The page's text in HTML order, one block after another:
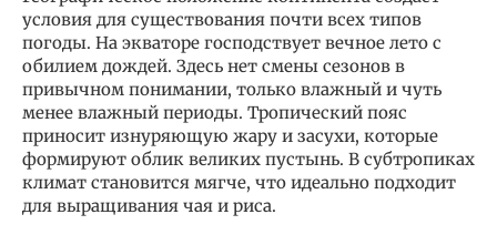
условия для существования почти всех типов
погоды. На экваторе господствует вечное лето с
обилием дождей. Здесь нет смены сезонов в
привычном понимании, только влажный и чуть
менее влажный периоды. Тропический пояс
приносит изнуряющую жару и засухи, которые
формируют облик великих пустынь. В субтропиках
климат становится мягче, что идеально подходит
для выращивания чая и риса.